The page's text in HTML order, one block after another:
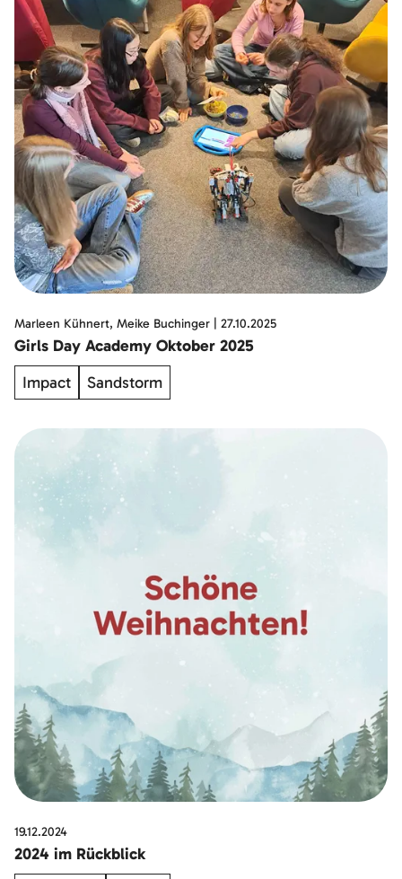
Marleen Kühnert, Meike Buchinger 27.10.2025
Girls Day Academy Oktober 2025
Impact
Sandstorm
19.12.2024
2024 im Rückblick